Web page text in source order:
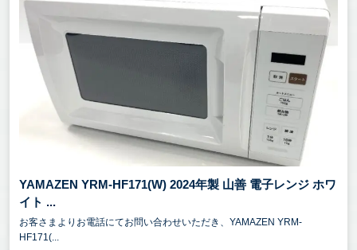
YAMAZEN YRM-HF171(W) 2024年製 山善 電子レンジ ホワ
イト ...
お客さまよりお電話にてお問い合わせいただき、YAMAZEN YRM-
HF171(...